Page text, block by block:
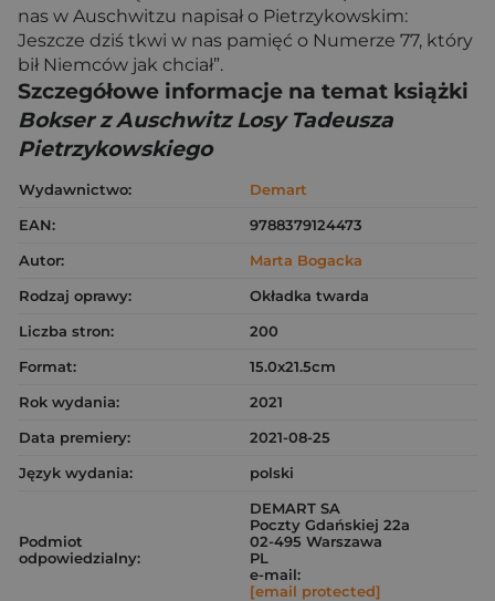
nas w Auschwitzu napisał o Pietrzykowskim:
Jeszcze dziś tkwi w nas pamięć o Numerze 77, który
bił Niemców jak chciał”.
Szczegółowe informacje na temat książki
Bokser z Auschwitz Losy Tadeusza
Pietrzykowskiego
Wydawnictwo:
Demart
EAN:
9788379124473
Autor:
Marta Bogacka
Rodzaj oprawy:
Okładka twarda
Liczba stron:
200
Format:
15.0x21.5cm
Rok wydania:
2021
Data premiery:
2021-08-25
Język wydania:
polski
Podmiot
odpowiedzialny:
DEMART SA
Poczty Gdańskiej 22a
02-495 Warszawa
PL
e-mail:
[email protected]